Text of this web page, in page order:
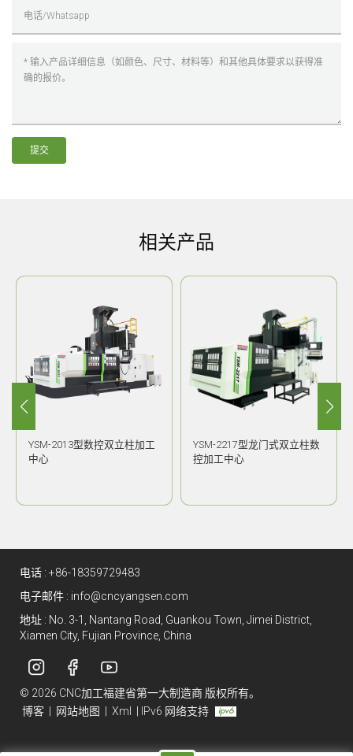
提交
相关产品
YSM-2013型数控双立柱加工
中心
YSM-2217型龙门式双立柱数
控加工中心
电话 : +86-18359729483
电子邮件 : info@cncyangsen.com
地址 : No. 3-1, Nantang Road, Guankou Town, Jimei District,
Xiamen City, Fujian Province, China
© 2026 CNC加工福建省第一大制造商 版权所有。
博客 | 网站地图 | Xml | IPv6 网络支持